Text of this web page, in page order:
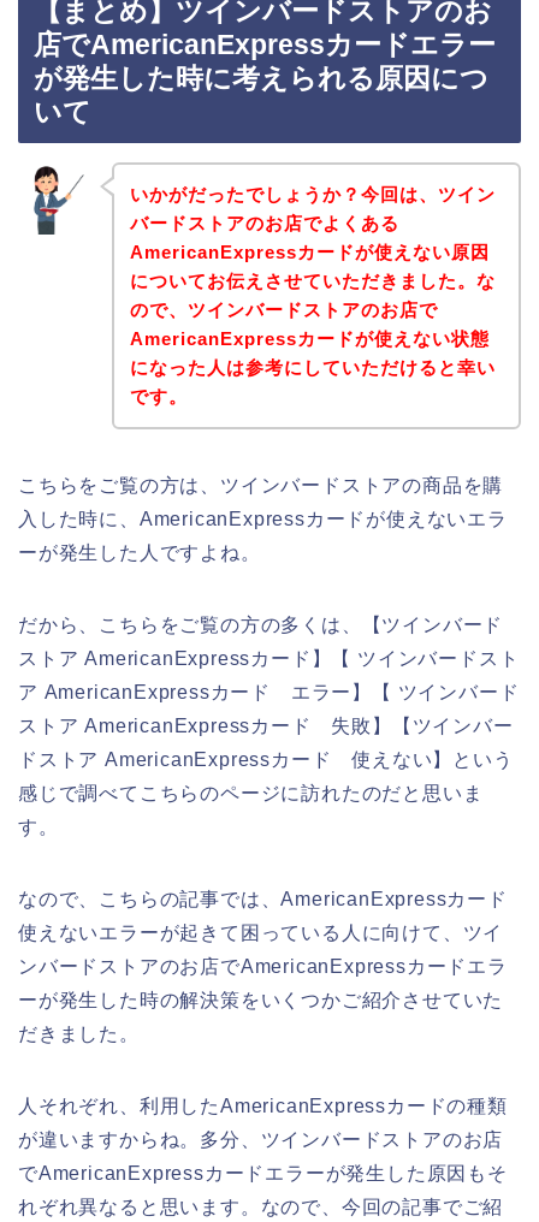
【まとめ】ツインバードストアのお
店でAmericanExpressカードエラー
が発生した時に考えられる原因につ
いて
いかがだったでしょうか？今回は、ツイン
バードストアのお店でよくある
AmericanExpressカードが使えない原因
についてお伝えさせていただきました。な
ので、ツインバードストアのお店で
AmericanExpressカードが使えない状態
になった人は参考にしていただけると幸い
です。
こちらをご覧の方は、ツインバードストアの商品を購
入した時に、AmericanExpressカードが使えないエラ
ーが発生した人ですよね。
だから、こちらをご覧の方の多くは、【ツインバード
ストア AmericanExpressカード】【 ツインバードスト
ア AmericanExpressカード エラー】【 ツインバード
ストア AmericanExpressカード 失敗】【ツインバー
ドストア AmericanExpressカード 使えない】という
感じで調べてこちらのページに訪れたのだと思いま
す。
なので、こちらの記事では、AmericanExpressカード
使えないエラーが起きて困っている人に向けて、ツイ
ンバードストアのお店でAmericanExpressカードエラ
ーが発生した時の解決策をいくつかご紹介させていた
だきました。
人それぞれ、利用したAmericanExpressカードの種類
が違いますからね。多分、ツインバードストアのお店
でAmericanExpressカードエラーが発生した原因もそ
れぞれ異なると思います。なので、今回の記事でご紹